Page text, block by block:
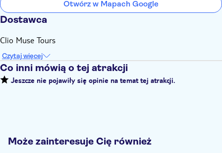
Otwórz w Mapach Google
Dostawca
Clio Muse Tours
Czytaj więcej
Co inni mówią o tej atrakcji
Jeszcze nie pojawiły się opinie na temat tej atrakcji.
Może zainteresuje Cię również